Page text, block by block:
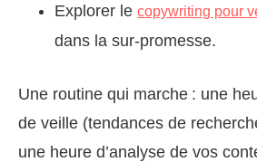
Explorer le copywriting pour
dans la sur-promesse.
Une routine qui marche : une
de veille (tendances de
une heure d’analyse de vos